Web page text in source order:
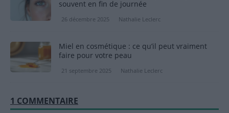
souvent en fin de journée
26 décembre 2025 Nathalie Leclerc
Miel en cosmétique : ce qu’il peut vraiment
faire pour votre peau
21 septembre 2025 Nathalie Leclerc
1 COMMENTAIRE